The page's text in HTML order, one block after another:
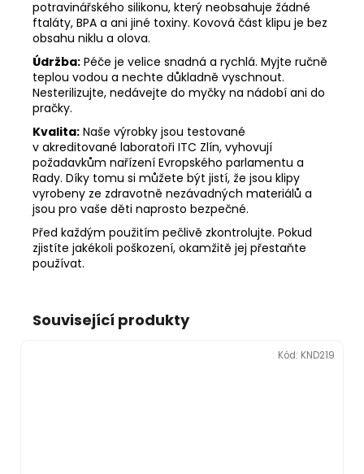
potravinářského silikonu, který neobsahuje žádné
ftaláty, BPA a ani jiné toxiny. Kovová část klipu je bez
obsahu niklu a olova.
Údržba: Péče je velice snadná a rychlá. Myjte ručně
teplou vodou a nechte důkladně vyschnout.
Nesterilizujte, nedávejte do myčky na nádobí ani do
pračky.
Kvalita: Naše výrobky jsou testované
v akreditované laboratoři ITC Zlín, vyhovují
požadavkům nařízení Evropského parlamentu a
Rady. Díky tomu si můžete být jistí, že jsou klipy
vyrobeny ze zdravotně nezávadných materiálů a
jsou pro vaše děti naprosto bezpečné.
Před každým použitím pečlivě zkontrolujte. Pokud
zjistíte jakékoli poškození, okamžitě jej přestaňte
používat.
Související produkty
Kód: KND219